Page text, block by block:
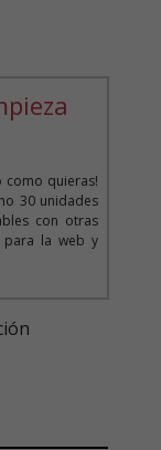
como quieras!
30 unidades
con otras
para la web y